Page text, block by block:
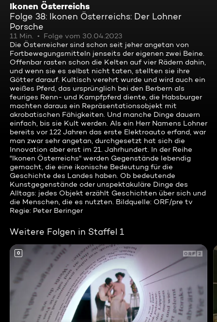
Ikonen Österreichs
Folge 38: Ikonen Österreichs: Der Lohner
Porsche
11 Min.
Folge vom 30.04.2023
Die Österreicher sind schon seit jeher angetan von
Fortbewegungsmitteln jenseits der eigenen zwei Beine.
Offenbar rasten schon die Kelten auf vier Rädern dahin,
und wenn sie es selbst nicht taten, stellten sie ihre
Götter darauf. Kultisch verehrt wurde und wird auch ein
weißes Pferd, das ursprünglich bei den Berbern als
feuriges Renn- und Kampfpferd diente, die Habsburger
machten daraus ein Repräsentationsobjekt mit
akrobatischen Fähigkeiten. Und manche Dinge dauern
einfach, bis sie Kult werden. Als ein Herr Namens Lohner
bereits vor 122 Jahren das erste Elektroauto erfand, war
man zwar sehr angetan, durchgesetzt hat sich die
Innovation aber erst im 21. Jahrhundert. In der Reihe
"Ikonen Österreichs" werden Gegenstände lebendig
gemacht, die eine ikonische Bedeutung für die
Geschichte des Landes haben. Ob bedeutende
Kunstgegenstände oder unspektakuläre Dinge des
Alltags: jedes Objekt erzählt Geschichten über sich und
die Menschen, die es nutzten. Bildquelle: ORF/pre tv
Regie: Peter Beringer
Weitere Folgen in Staffel 1
0